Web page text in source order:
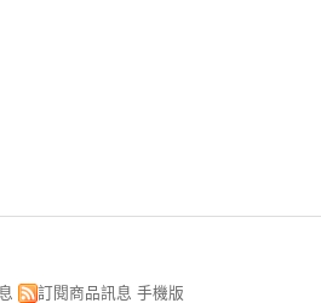
訂閱商品訊息 手機版